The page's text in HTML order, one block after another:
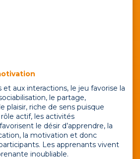
et aux interactions, le jeu favorise la
le partage,
plaisir, riche de sens puisque
actif, les activités
le désir d’apprendre, la
la motivation et donc
Les apprenants vivent
inoubliable.